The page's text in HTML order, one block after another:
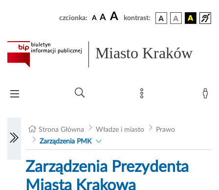
czcionka: A A A kontrast:
Miasto Kraków
Strona Główna Władze i miasto
Prawo
Zarządzenia PMK
Zarządzenia Prezydenta
Miasta Krakowa